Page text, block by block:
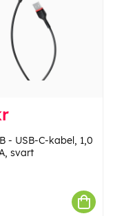
- USB-C-kabel, 1,0
svart